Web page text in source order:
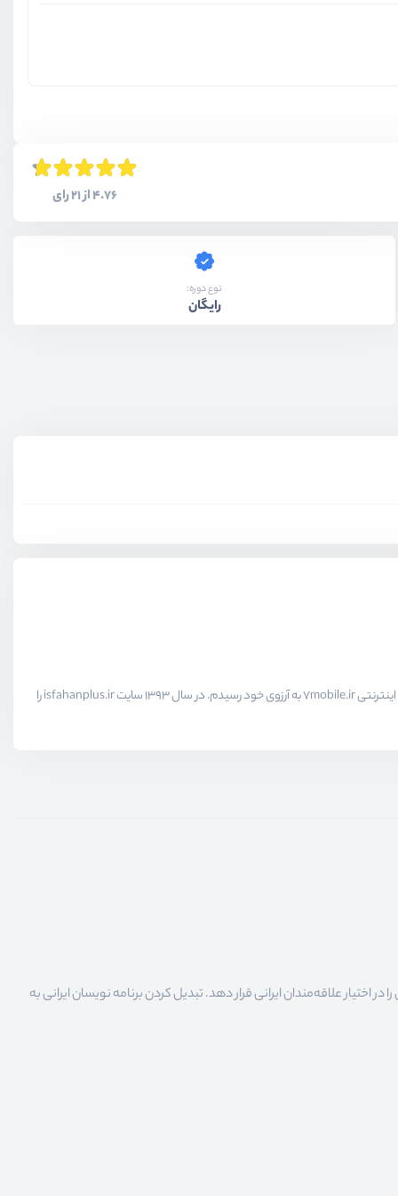
4.76 از 21 رای
نوع دوره:
رایگان
اولین وب‌سایت خودم را در سال 1383 با php nuke پیاده‌سازی کردم، از همان روزها آرزوی کسب درآمد از طریق اینترنت را داشتم. بالاخره در سال 1391 با راه‌اندازی فروشگاه اینترنتی 7mobile.ir به آرزوی خود رسیدم. در سال 1393 سایت isfahanplus.ir را
علاقه‌مندان ایرانی قرار دهد. تبدیل کردن برنامه نویسان ایرانی به